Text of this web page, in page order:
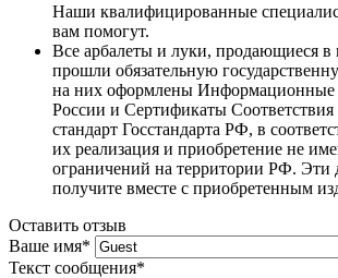
Наши квалифицированные
вам помогут.
Все арбалеты и луки, продающиеся в
прошли обязательную
на них оформлены
России и Сертификаты
стандарт Госстандарта РФ, в
их реализация и приобретение не
ограничений на территории РФ.
получите вместе с приобретенным
Оставить отзыв
Ваше имя*
Текст сообщения*